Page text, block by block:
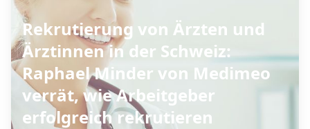
Rekrutierung von Ärzten und
Ärztinnen in der Schweiz:
Raphael Minder von Medimeo
verrät, wie Arbeitgeber
erfolgreich rekrutieren